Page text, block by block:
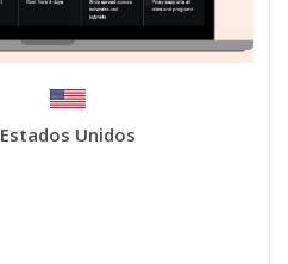
Estados Unidos